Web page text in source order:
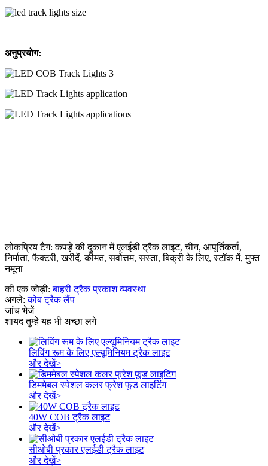
अनुप्रयोग:
लोकप्रिय टैग: कपड़े की दुकान में एलईडी ट्रैक लाइट, चीन, आपूर्तिकर्ता,
निर्माता, फैक्टरी, खरीदें, कीमत, सर्वोत्तम, सस्ता, बिक्री के लिए, स्टॉक में, मुफ्त
नमूना
की एक जोड़ी: बाहरी ट्रैक प्रकाश व्यवस्था
अगले: कोब ट्रैक लैंप
जांच भेजें
शायद तुम्हे यह भी अच्छा लगे
लिविंग रूम के लिए एल्यूमिनियम ट्रैक लाइट
और देखें>
डिममेबल स्पेशल कलर फ्रेश फूड लाइटिंग
और देखें>
40W COB ट्रैक लाइट
और देखें>
सीओबी प्रकार एलईडी ट्रैक लाइट
और देखें>